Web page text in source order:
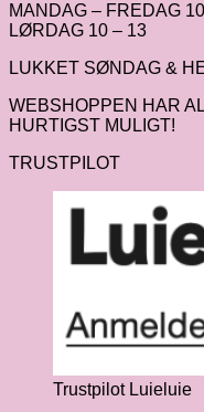
MANDAG – FREDAG
LØRDAG 10 – 13
LUKKET SØNDAG &
WEBSHOPPEN HAR
HURTIGST MULIGT!
TRUSTPILOT
Trustpilot Luieluie